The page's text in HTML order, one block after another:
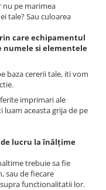
nu pe marimea
tale? Sau culoarea
care echipamentul
numele si elementele
baza cererii tale, iti vom
imprimari ale
aceasta grija de pe
lucru la înălțime
trebuie sa fie
sau de fiecare
functionalitatii lor.